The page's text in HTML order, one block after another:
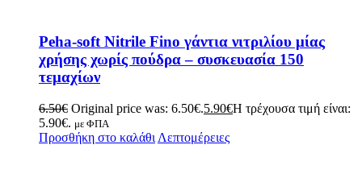
Peha-soft Nitrile Fino γάντια νιτριλίου μίας
χρήσης χωρίς πούδρα – συσκευασία 150
τεμαχίων
6.50€ Original price was: 6.50€.5.90€Η τρέχουσα τιμή είναι:
5.90€. με ΦΠΑ
Προσθήκη στο καλάθι Λεπτομέρειες